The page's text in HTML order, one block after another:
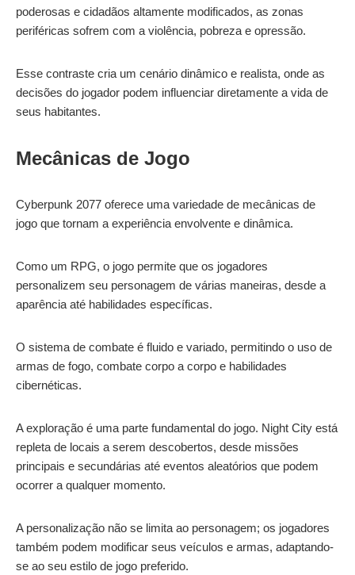
poderosas e cidadãos altamente modificados, as zonas
periféricas sofrem com a violência, pobreza e opressão.
Esse contraste cria um cenário dinâmico e realista, onde as
decisões do jogador podem influenciar diretamente a vida de
seus habitantes.
Mecânicas de Jogo
Cyberpunk 2077 oferece uma variedade de mecânicas de
jogo que tornam a experiência envolvente e dinâmica.
Como um RPG, o jogo permite que os jogadores
personalizem seu personagem de várias maneiras, desde a
aparência até habilidades específicas.
O sistema de combate é fluido e variado, permitindo o uso de
armas de fogo, combate corpo a corpo e habilidades
cibernéticas.
A exploração é uma parte fundamental do jogo. Night City está
repleta de locais a serem descobertos, desde missões
principais e secundárias até eventos aleatórios que podem
ocorrer a qualquer momento.
A personalização não se limita ao personagem; os jogadores
também podem modificar seus veículos e armas, adaptando-
se ao seu estilo de jogo preferido.